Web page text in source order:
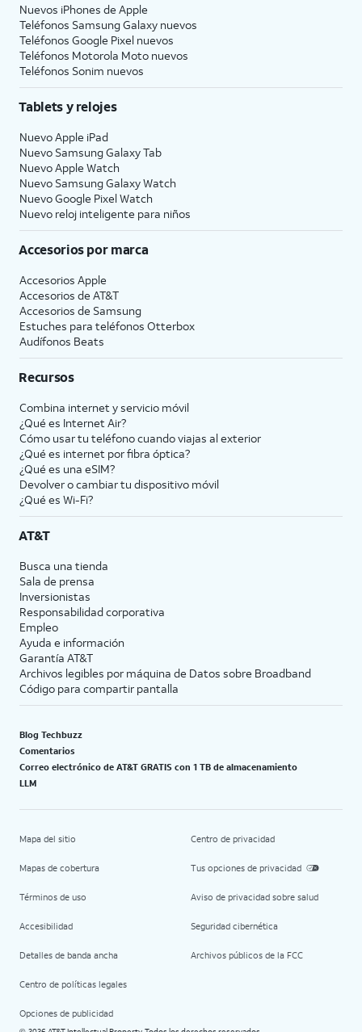
Nuevos iPhones de Apple
Teléfonos Samsung Galaxy nuevos
Teléfonos Google Pixel nuevos
Teléfonos Motorola Moto nuevos
Teléfonos Sonim nuevos
Tablets y relojes
Nuevo Apple iPad
Nuevo Samsung Galaxy Tab
Nuevo Apple Watch
Nuevo Samsung Galaxy Watch
Nuevo Google Pixel Watch
Nuevo reloj inteligente para niños
Accesorios por marca
Accesorios Apple
Accesorios de AT&T
Accesorios de Samsung
Estuches para teléfonos Otterbox
Audífonos Beats
Recursos
Combina internet y servicio móvil
¿Qué es Internet Air?
Cómo usar tu teléfono cuando viajas al exterior
¿Qué es internet por fibra óptica?
¿Qué es una eSIM?
Devolver o cambiar tu dispositivo móvil
¿Qué es Wi-Fi?
AT&T
Busca una tienda
Sala de prensa
Inversionistas
Responsabilidad corporativa
Empleo
Ayuda e información
Garantía AT&T
Archivos legibles por máquina de Datos sobre Broadband
Código para compartir pantalla
Blog Techbuzz
Comentarios
Correo electrónico de AT&T GRATIS con 1 TB de almacenamiento
LLM
Mapa del sitio
Mapas de cobertura
Términos de uso
Accesibilidad
Detalles de banda ancha
Centro de políticas legales
Opciones de publicidad
Centro de privacidad
Tus opciones de privacidad
Aviso de privacidad sobre salud
Seguridad cibernética
Archivos públicos de la FCC